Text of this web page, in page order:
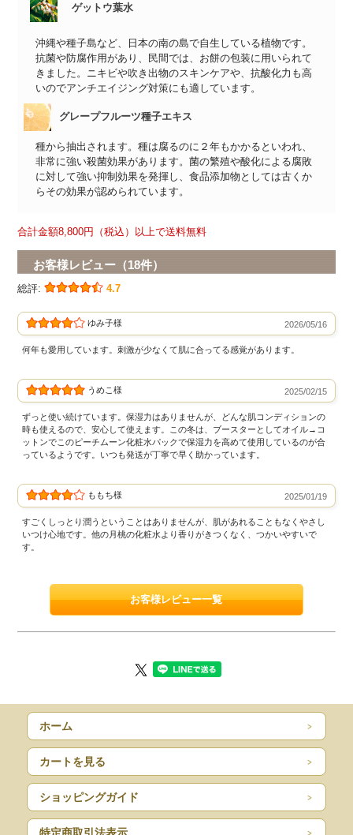
ゲットウ葉水
沖縄や種子島など、日本の南の島で自生している植物です。
抗菌や防腐作用があり、民間では、お餅の包装に用いられて
きました。ニキビや吹き出物のスキンケアや、抗酸化力も高
いのでアンチエイジング対策にも適しています。
グレープフルーツ種子エキス
種から抽出されます。種は腐るのに２年もかかるといわれ、
非常に強い殺菌効果があります。菌の繁殖や酸化による腐敗
に対して強い抑制効果を発揮し、食品添加物としては古くか
らその効果が認められています。
合計金額8,800円（税込）以上で送料無料
お客様レビュー（18件）
総評: 4.7
ゆみ子様 2026/05/16
何年も愛用しています。刺激が少なくて肌に合ってる感覚があります。
うめこ様 2025/02/15
ずっと使い続けています。保湿力はありませんが、どんな肌コンディションの
時も使えるので、安心して使えます。この冬は、ブースターとしてオイル→コ
ットンでこのピーチムーン化粧水パックで保湿力を高めて使用しているのが合
っているようです。いつも発送が丁寧で早く助かっています。
ももち様 2025/01/19
すごくしっとり潤うということはありませんが、肌があれることもなくやさし
いつけ心地です。他の月桃の化粧水より香りがきつくなく、つかいやすいで
す。
お客様レビュー一覧
ホーム
カートを見る
ショッピングガイド
特定商取引法表示